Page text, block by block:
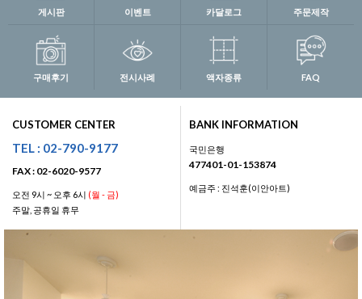
게시판 이벤트 카달로그 주문제작
구매후기 전시사례 액자종류 FAQ
CUSTOMER CENTER
TEL : 02-790-9177
FAX : 02-6020-9577
오전 9시 ~ 오후 6시 (월 - 금)
주말, 공휴일 휴무
BANK INFORMATION
국민은행
477401-01-153874
예금주 : 진석훈(이안아트)